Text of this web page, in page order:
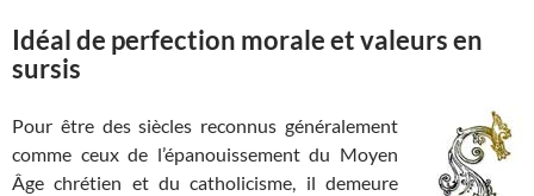
Idéal de perfection morale et valeurs en
sursis
Pour être des siècles reconnus généralement
comme ceux de l’épanouissement du Moyen
Âge chrétien et du catholicisme, il demeure